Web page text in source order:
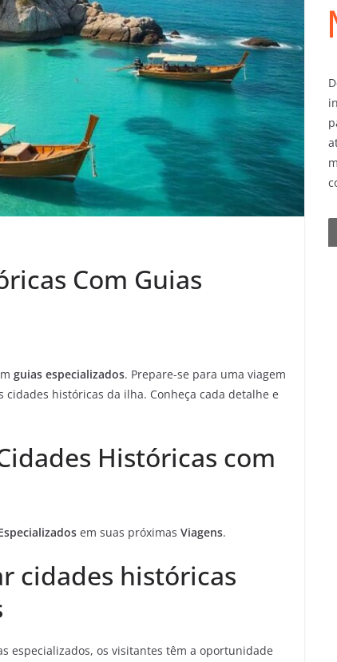
Com Guias
guias especializados. Prepare-se para uma viagem
históricas da ilha. Conheça cada detalhe e
Históricas com
em suas próximas Viagens.
cidades históricas
especializados, os visitantes têm a oportunidade